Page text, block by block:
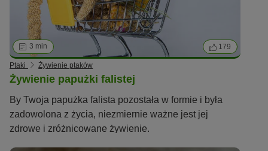
3 min 179
Ptaki Żywienie ptaków
Żywienie papużki falistej
By Twoja papużka falista pozostała w formie i była
zadowolona z życia, niezmiernie ważne jest jej
zdrowe i zróżnicowane żywienie.